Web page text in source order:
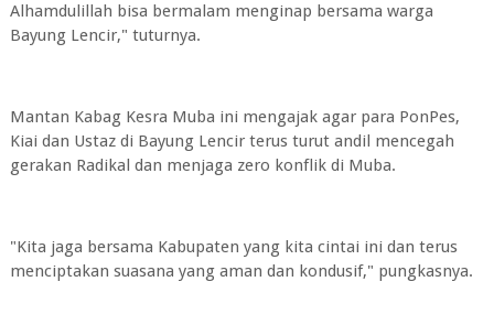
Alhamdulillah bisa bermalam menginap bersama warga
Bayung Lencir," tuturnya.
Mantan Kabag Kesra Muba ini mengajak agar para PonPes,
Kiai dan Ustaz di Bayung Lencir terus turut andil mencegah
gerakan Radikal dan menjaga zero konflik di Muba.
"Kita jaga bersama Kabupaten yang kita cintai ini dan terus
menciptakan suasana yang aman dan kondusif," pungkasnya.